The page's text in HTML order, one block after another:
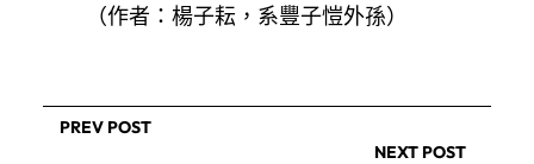
（作者：楊子耘，系豐子愷外孫）
PREV POST
NEXT POST